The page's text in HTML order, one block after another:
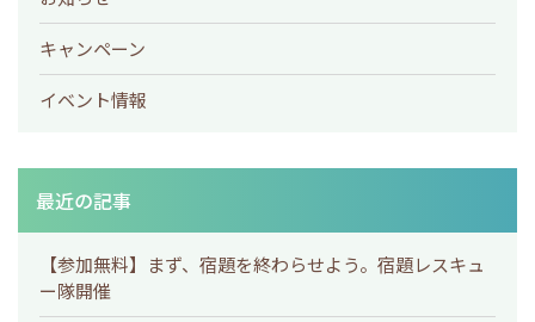
キャンペーン
イベント情報
最近の記事
【参加無料】まず、宿題を終わらせよう。宿題レスキュ
ー隊開催